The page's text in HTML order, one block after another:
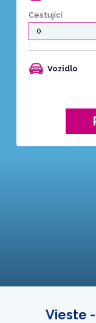
Cestující
Vozidlo
Vieste